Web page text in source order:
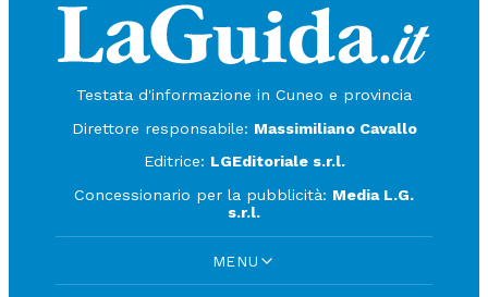
Testata d'informazione in Cuneo e provincia
Direttore responsabile: Massimiliano Cavallo
Editrice: LGEditoriale s.r.l.
Concessionario per la pubblicità: Media L.G.
s.r.l.
MENU